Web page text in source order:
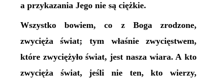
a przykazania Jego nie są ciężkie.
Wszystko bowiem, co z Boga zrodzone,
zwycięża świat; tym właśnie zwycięstwem,
które zwyciężyło świat, jest nasza wiara. A kto
zwycięża świat, jeśli nie ten, kto wierzy,